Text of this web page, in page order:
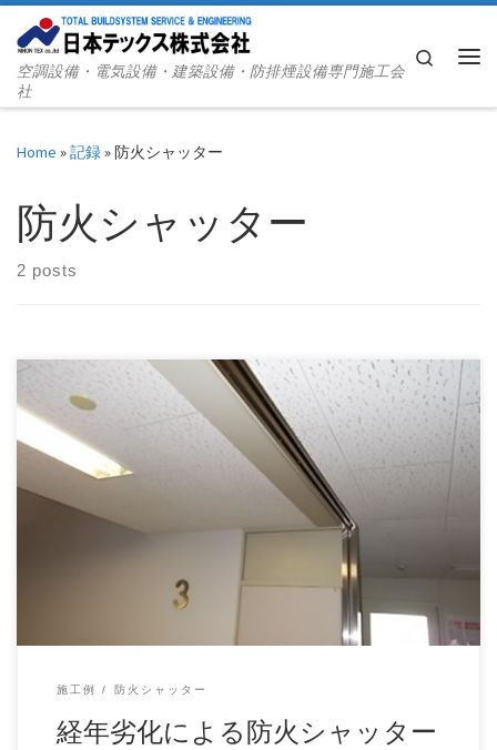
Skip to content
空調設備・電気設備・建築設備・防排煙設備専門施工会
社
Search
Home »記録»防火シャッター
防火シャッター
2 posts
エレベーターホールの防火シャッター調整工事 撮影：平成
29年8月27日（日） 動作不良を起こしていま […]
施工例 防火シャッター
経年劣化による防火シャッター